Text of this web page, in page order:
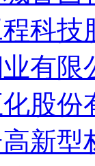
程科
有限
化股
高新